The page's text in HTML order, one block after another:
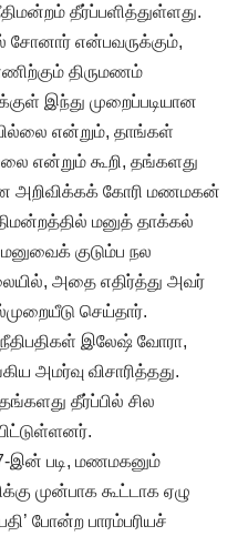
தீர்ப்பளித்துள்ளது.
சோனார் என்பவருக்கும்,
திருமணம்
இந்து முறைப்படியான
என்றும், தாங்கள்
என்றும் கூறி, தங்களது
அறிவிக்கக் கோரி மணமகன்
மனுத் தாக்கல்
குடும்ப நல
அதை எதிர்த்து அவர்
செய்தார்.
இலேஷ் வோரா,
அமர்வு விசாரித்தது.
தீர்ப்பில் சில
7-இன் படி, மணமகனும்
முன்பாக கூட்டாக ஏழு
போன்ற பாரம்பரியச்